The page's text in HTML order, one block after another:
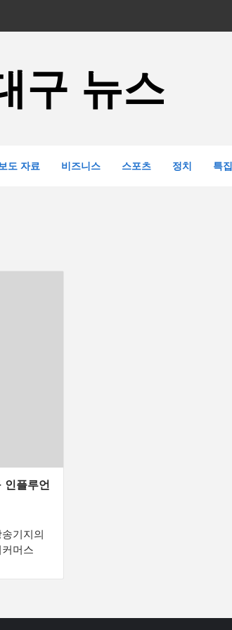
구 뉴스
도 자료 비즈니스 스포츠 정치 특집
인플루언
기지의
머스